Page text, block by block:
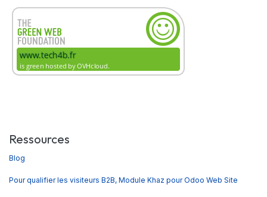
Ressources
Blog
Pour qualifier les visiteurs B2B, Module Khaz pour Odoo Web Site